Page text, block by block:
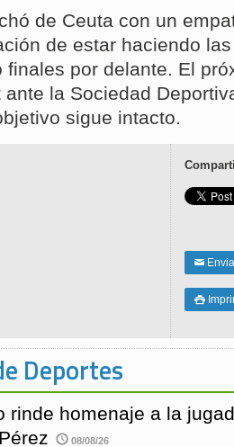
de Ceuta con un
de estar haciendo
finales por delante. El
ante la Sociedad
sigue intacto.
✉

Deportes
rinde homenaje a la
08/08/26